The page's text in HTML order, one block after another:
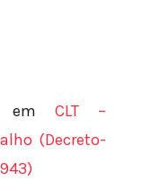
em CLT –
(Decreto-